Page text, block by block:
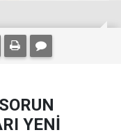
YENİ